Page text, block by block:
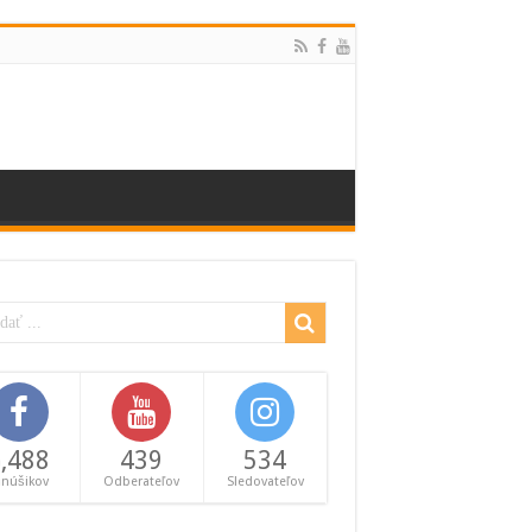
439
Odberateľov
534
Sledovateľov